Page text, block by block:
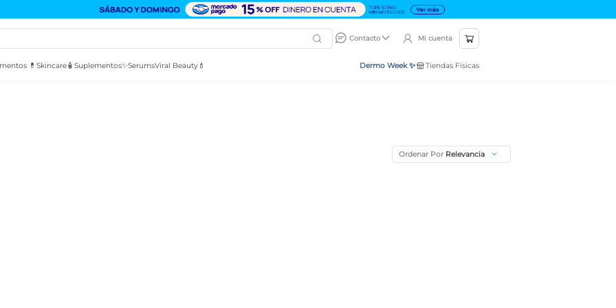
Contacto
Mi cuenta
💊 Skincare🧴 Suplementos✨SerumsViral Beauty💄 Dermo Week ✨ Tiendas Físicas
Ordenar Por Relevancia